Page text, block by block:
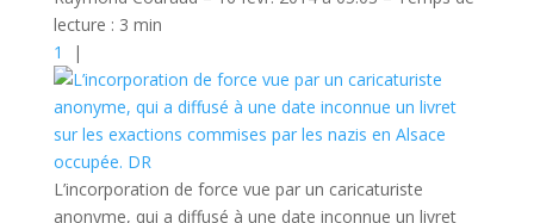
lecture : 3 min
1
|
L’incorporation de force vue par un caricaturiste
anonyme, qui a diffusé à une date inconnue un livret